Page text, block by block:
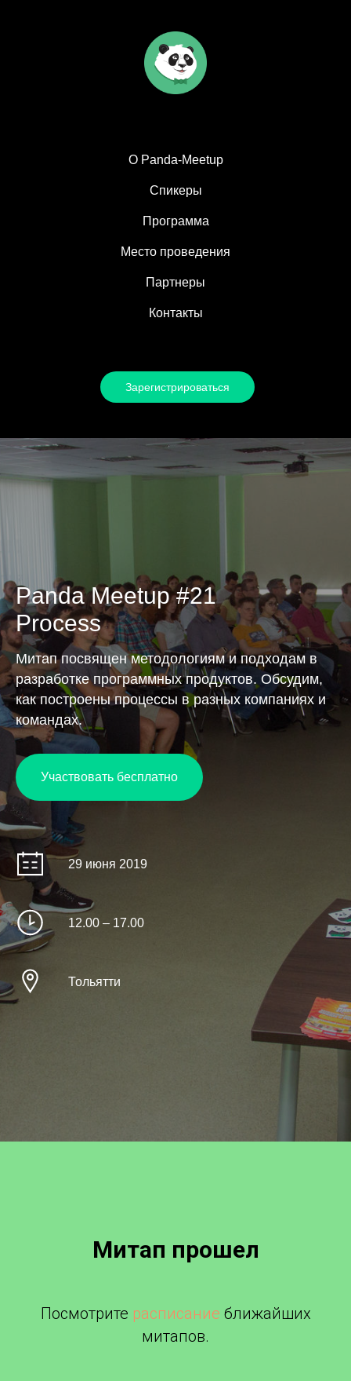
О Panda-Meetup
Спикеры
Программа
Место проведения
Партнеры
Контакты
Зарегистрироваться
Panda Meetup #21
Process
Митап посвящен методологиям и подходам в
разработке программных продуктов. Обсудим,
как построены процессы в разных компаниях и
командах.
Участвовать бесплатно
29 июня 2019
12.00 – 17.00
Тольятти
Митап прошел
Посмотрите расписание ближайших
митапов.